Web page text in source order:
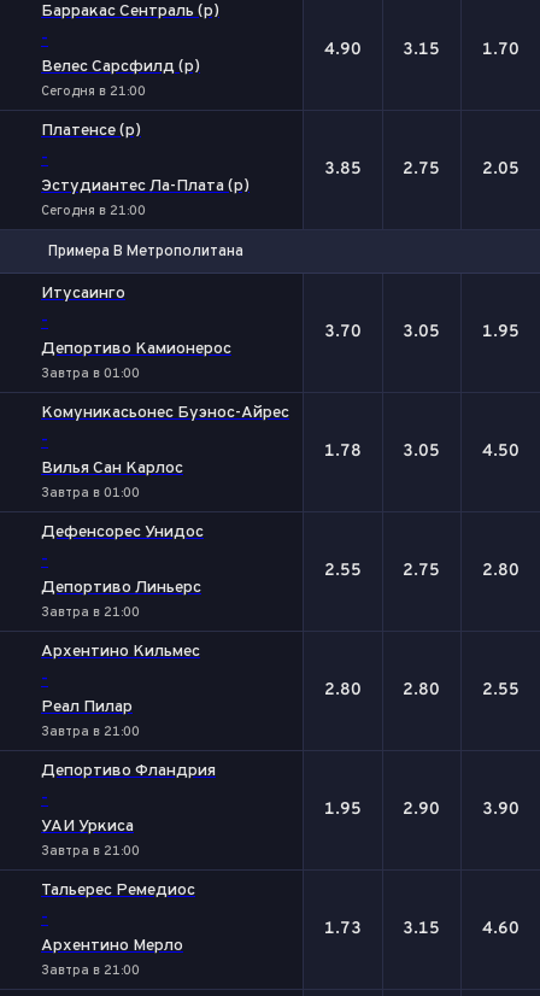
Барракас Сентраль (р)
-
Велес Сарсфилд (р)
Сегодня в 21:00
4.90 3.15 1.70
Платенсе (р)
-
Эстудиантес Ла-Плата (р)
Сегодня в 21:00
3.85 2.75 2.05
Примера B Метрополитана
Итусаинго
-
Депортиво Камионерос
Завтра в 01:00
3.70 3.05 1.95
Комуникасьонес Буэнос-Айрес
-
Вилья Сан Карлос
Завтра в 01:00
1.78 3.05 4.50
Дефенсорес Унидос
-
Депортиво Линьерс
Завтра в 21:00
2.55 2.75 2.80
Архентино Кильмес
-
Реал Пилар
Завтра в 21:00
2.80 2.80 2.55
Депортиво Фландрия
-
УАИ Уркиса
Завтра в 21:00
1.95 2.90 3.90
Тальерес Ремедиос
-
Архентино Мерло
Завтра в 21:00
1.73 3.15 4.60